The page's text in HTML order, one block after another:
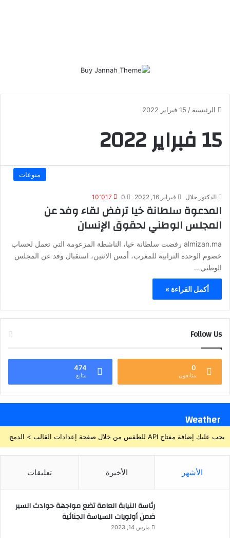
الرئيسية / 15 فبراير 2022
15 فبراير 2022
منوعات
الدكتور جلال فبراير 16, 2022 0 10٬017
المدعوة سلطانة خيا ترفض لقاء وفد عن
المجلس الوطني لحقوق الإنسان
almizan.ma رفضت سلطانة خيا، الناشطة المزعومة التي تعمل لحساب
خصوم الوحدة الترابية للمغرب، أمس الاثنين، استقبال وفد عن المجلس
الوطني…
أكمل القراءة »
Follow Us
0
متابعون
474
متابع
Weather
يجب عليك إضافة مفتاح API للطقس من خلال صفحة إعدادات القالب > الدمج
الأشهر الأخيرة تعليقات
رئاسة النيابة العامة تضع مواجهة حوادث السير
ضمن أولويات السياسة الجنائية
مارس 14, 2023